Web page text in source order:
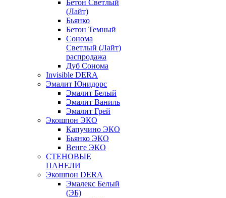
Бетон Светлый
(Лайт)
Бьянко
Бетон Темный
Сонома
Светлый (Лайт)
распродажа
Дуб Сонома
Invisible DERA
Эмалит Юнидорс
Эмалит Белый
Эмалит Ваниль
Эмалит Грей
Экошпон ЭКО
Капучино ЭКО
Бьянко ЭКО
Венге ЭКО
СТЕНОВЫЕ
ПАНЕЛИ
Экошпон DERA
Эмалекс Белый
(ЭБ)